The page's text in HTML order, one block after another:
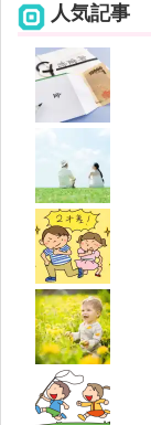
人気記事